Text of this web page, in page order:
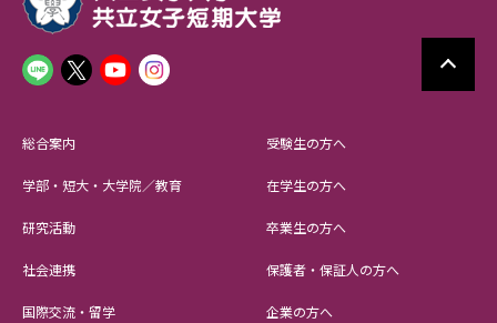
総合案内
学部・短大・大学院／教育
研究活動
社会連携
国際交流・留学
受験生の方へ
在学生の方へ
卒業生の方へ
保護者・保証人の方へ
企業の方へ